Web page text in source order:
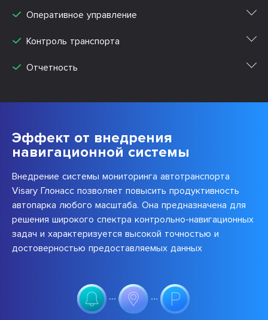
Оперативное управление
Контроль транспорта
Отчетность
Эффект от внедрения
навигационной системы
Внедрение системы мониторинга автотранспорта
Visary Глонасс позволяет повысить продуктивность
автопарка любого масштаба. Она предназначена для
решения широкого спектра контрольно-навигационных
задач и характеризуется высокой точностью и
достоверностью предоставляемых данных